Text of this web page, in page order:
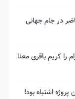
در جام جهانی
را کریم باقری معنا
اشتباه بود!